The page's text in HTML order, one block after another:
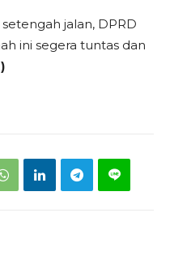
jalan, DPRD
ini segera tuntas dan